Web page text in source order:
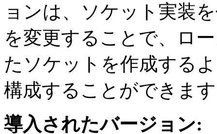
ョンは、ソケット実装
を変更することで、ロ
たソケットを作成する
構成することができま
導入されたバージョン: